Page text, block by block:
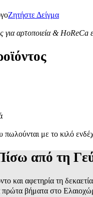
Ζητήστε Δείγμα
για αρτοποιεία & HoReCa
πωλούνται με το κιλό
από τη
και αφετηρία τη
πρώτα βήματα στο